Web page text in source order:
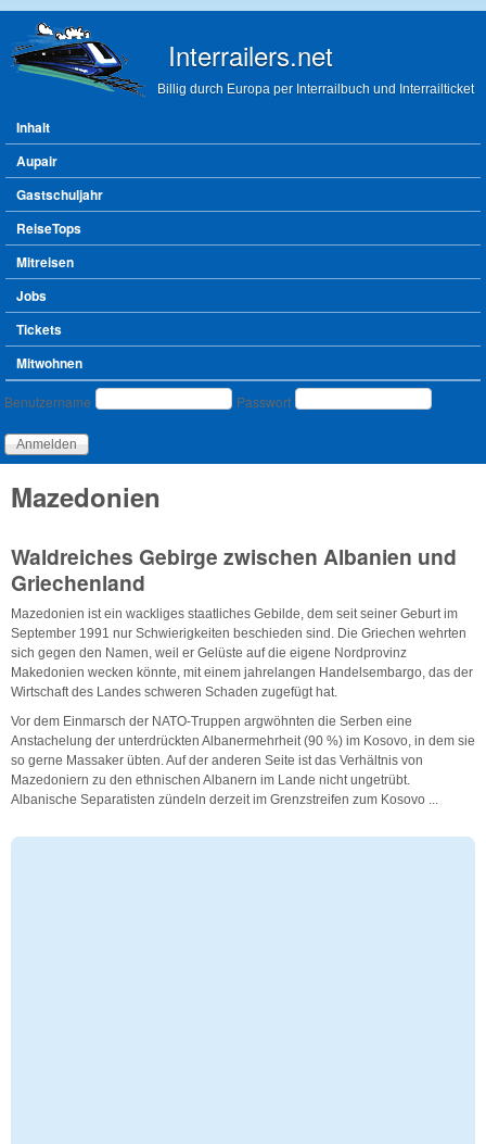
Interrailers.net
Billig durch Europa per Interrailbuch und Interrailticket
Hauptmenü
Inhalt
Aupair
Gastschuljahr
ReiseTops
Mitreisen
Jobs
Tickets
Mitwohnen
Benutzeranmeldung
Benutzername Passwort
Mazedonien
Waldreiches Gebirge zwischen Albanien und
Griechenland
Mazedonien ist ein wackliges staatliches Gebilde, dem seit seiner Geburt im
September 1991 nur Schwierigkeiten beschieden sind. Die Griechen wehrten
sich gegen den Namen, weil er Gelüste auf die eigene Nordprovinz
Makedonien wecken könnte, mit einem jahrelangen Handelsembargo, das der
Wirtschaft des Landes schweren Schaden zugefügt hat.
Vor dem Einmarsch der NATO-Truppen argwöhnten die Serben eine
Anstachelung der unterdrückten Albanermehrheit (90 %) im Kosovo, in dem sie
so gerne Massaker übten. Auf der anderen Seite ist das Verhältnis von
Mazedoniern zu den ethnischen Albanern im Lande nicht ungetrübt.
Albanische Separatisten zündeln derzeit im Grenzstreifen zum Kosovo ...